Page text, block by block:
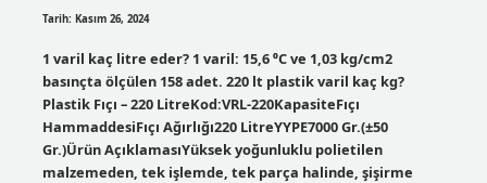
Tarih: Kasım 26, 2024
1 varil kaç litre eder? 1 varil: 15,6 ⁰C ve 1,03 kg/cm2
basınçta ölçülen 158 adet. 220 lt plastik varil kaç kg?
Plastik Fıçı – 220 LitreKod:VRL-220KapasiteFıçı
HammaddesiFıçı Ağırlığı220 LitreYYPE7000 Gr.(±50
Gr.)Ürün AçıklamasıYüksek yoğunluklu polietilen
malzemeden, tek işlemde, tek parça halinde, şişirme